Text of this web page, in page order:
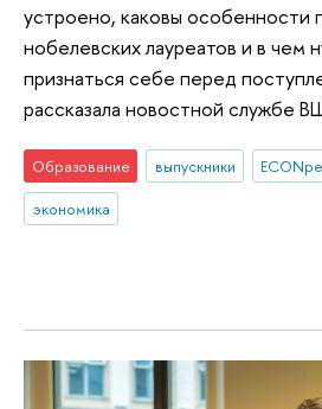
устроено, каковы особенности
нобелевских лауреатов и в чем
признаться себе перед
рассказала новостной службе
Образование выпускники
экономика